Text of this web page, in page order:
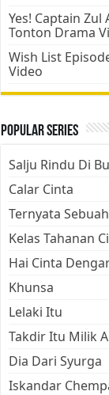
Yes! Captain Zul
Tonton Drama
Wish List
Video
Popular Series
Salju Rindu Di
Calar Cinta
Ternyata
Kelas Tahanan
Hai Cinta
Khunsa
Lelaki Itu
Takdir Itu Milik
Dia Dari Syurga
Iskandar